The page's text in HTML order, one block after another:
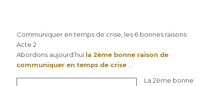
Communiquer en temps de crise, les 6 bonnes raisons.
Acte 2
Abordons aujourd’hui la 2ème bonne raison de
communiquer en temps de crise
La 2ème bonne